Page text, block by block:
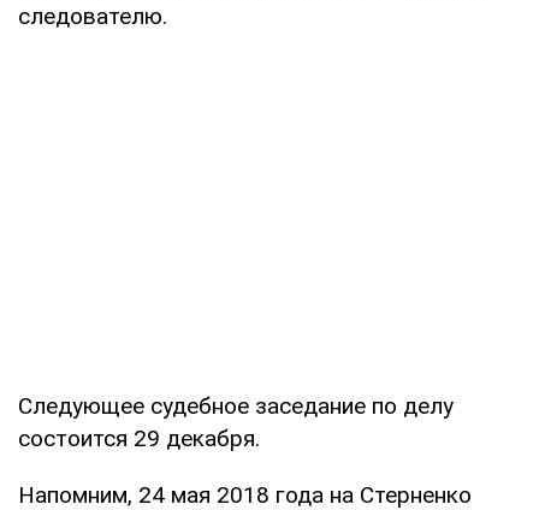
следователю.
Следующее судебное заседание по делу
состоится 29 декабря.
Напомним, 24 мая 2018 года на Стерненко